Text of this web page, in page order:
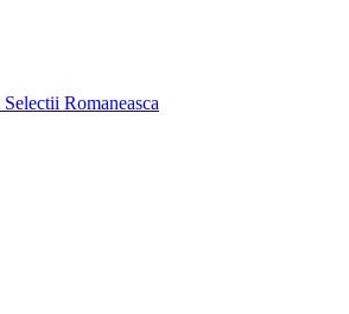
Selectii Romaneasca